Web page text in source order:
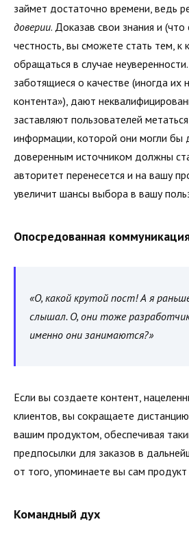
займет достаточно времени, ведь
доверии. Доказав свои знания и
честность, вы сможете стать тем, к
обращаться в случае
заботящиеся о качестве (иногда
контента»), дают
заставляют пользователей
информации, которой они могли бы
доверенным источником должны
авторитет перенесется и на вашу
увеличит шансы выбора в вашу
Опосредованная
«О, какой крутой пост! А я
слышал. О, они тоже
именно они занимаются?»
Если вы создаете контент,
клиентов, вы сокращаете
вашим продуктом, обеспечивая
предпосылки для заказов в
от того, упоминаете вы сам продукт
Командный дух